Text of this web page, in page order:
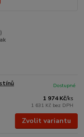
1 974 Kč/ks
1 631 Kč bez DPH
Dostupné
Zvolit variantu